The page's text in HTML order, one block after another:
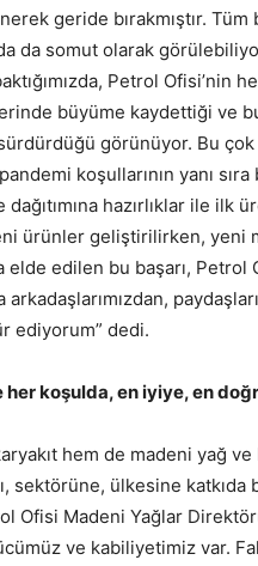
geride bırakmıştır.
da somut olarak
Petrol Ofisi’nin
büyüme kaydettiği ve
görünüyor. Bu
koşullarının yanı
hazırlıklar ile ilk
ürünler geliştirilirken, yeni
elde edilen bu başarı, Petrol
arkadaşlarımızdan,
ediyorum” dedi.
her koşulda, en iyiye, en
hem de madeni yağ
sektörüne, ülkesine
Ofisi Madeni Yağlar
ve kabiliyetimiz var.